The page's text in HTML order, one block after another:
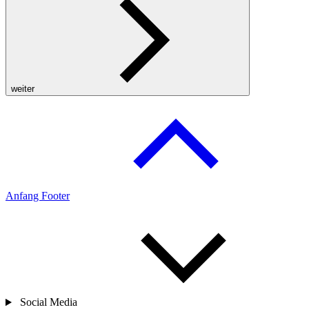
weiter
Anfang Footer
Social Media